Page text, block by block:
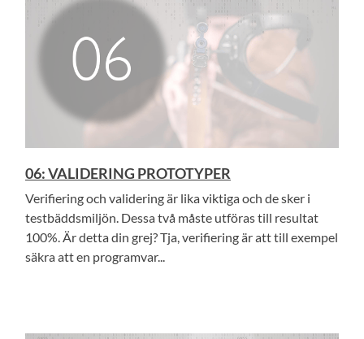
06: VALIDERING PROTOTYPER
Verifiering och validering är lika viktiga och de sker i
testbäddsmiljön. Dessa två måste utföras till resultat
100%. Är detta din grej? Tja, verifiering är att till exempel
säkra att en programvar...